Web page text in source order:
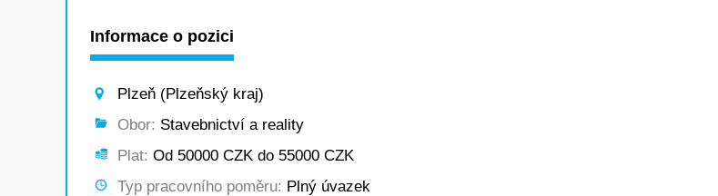
Informace o pozici
Plzeň (Plzeňský kraj)
Obor: Stavebnictví a reality
Plat: Od 50000 CZK do 55000 CZK
Typ pracovního poměru: Plný úvazek